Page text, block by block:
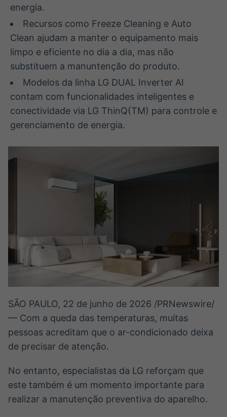
inteligente de
notícias e
conteúdos
plataforma para
analisar fundos
de investimento
IA
Em breve
BroadFast
Em breve
Em breve
energia.
Recursos como Freeze Cleaning e Auto
Clean ajudam a manter o equipamento mais
limpo e eficiente no dia a dia, mas não
substituem a manuntenção do produto.
Modelos da linha LG DUAL Inverter AI
contam com funcionalidades inteligentes e
conectividade via LG ThinQ(TM) para controle e
gerenciamento de energia.
SÃO PAULO, 22 de junho de 2026 /PRNewswire/
— Com a queda das temperaturas, muitas
pessoas acreditam que o ar-condicionado deixa
de precisar de atenção.
No entanto, especialistas da LG reforçam que
este também é um momento importante para
realizar a manutenção preventiva do aparelho.